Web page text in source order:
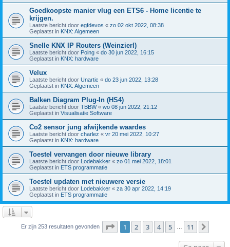
Goedkoopste manier vlug een ETS6 - Home licentie te
krijgen.
Laatste bericht door egfdevos « zo 02 okt 2022, 08:38
Geplaatst in KNX: Algemeen
Snelle KNX IP Routers (Weinzierl)
Laatste bericht door Poing « do 30 jun 2022, 16:15
Geplaatst in KNX: hardware
Velux
Laatste bericht door Unartic « do 23 jun 2022, 13:28
Geplaatst in KNX: Algemeen
Balken Diagram Plug-In (HS4)
Laatste bericht door TBBW« wo 08 jun 2022, 21:12
Geplaatst in Visualisatie Software
Co2 sensor jung afwijkende waardes
Laatste bericht door charlez « vr 20 mei 2022, 10:27
Geplaatst in KNX: hardware
Toestel vervangen door nieuwe library
Laatste bericht door Lodebakker « zo 01 mei 2022, 18:01
Geplaatst in ETS programmatie
Toestel updaten met nieuwere versie
Laatste bericht door Lodebakker « za 30 apr 2022, 14:19
Geplaatst in ETS programmatie
Er zijn 253 resultaten gevonden Pagina van 11
1 2 3 4 5 11